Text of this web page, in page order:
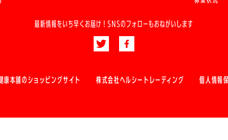
最新情報をいち早くお届け！ SNSのフォローもおねがいします
康本舗のショッピングサイト 株式会社ヘルシートレーディング 個人情報